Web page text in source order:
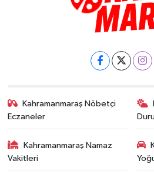
Kahramanmaraş Nöbetçi
Eczaneler
Kahramanmaraş Namaz
Vakitleri